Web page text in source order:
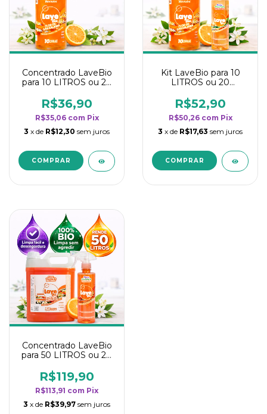
Concentrado LaveBio
para 10 LITROS ou 20
rendimento da
categoria - Flor de
Laranjeira
R$36,90
R$35,06 com Pix
3 x de R$12,30 sem juros
Kit LaveBio para 10
LITROS ou 20
rendimento da
categoria - Flor de
Laranjeira
R$52,90
R$50,26 com Pix
3 x de R$17,63 sem juros
Concentrado LaveBio
para 50 LITROS ou 20
rendimento da
categoria - Flor de
Laranjeira
R$119,90
R$113,91 com Pix
3 x de R$39,97 sem juros